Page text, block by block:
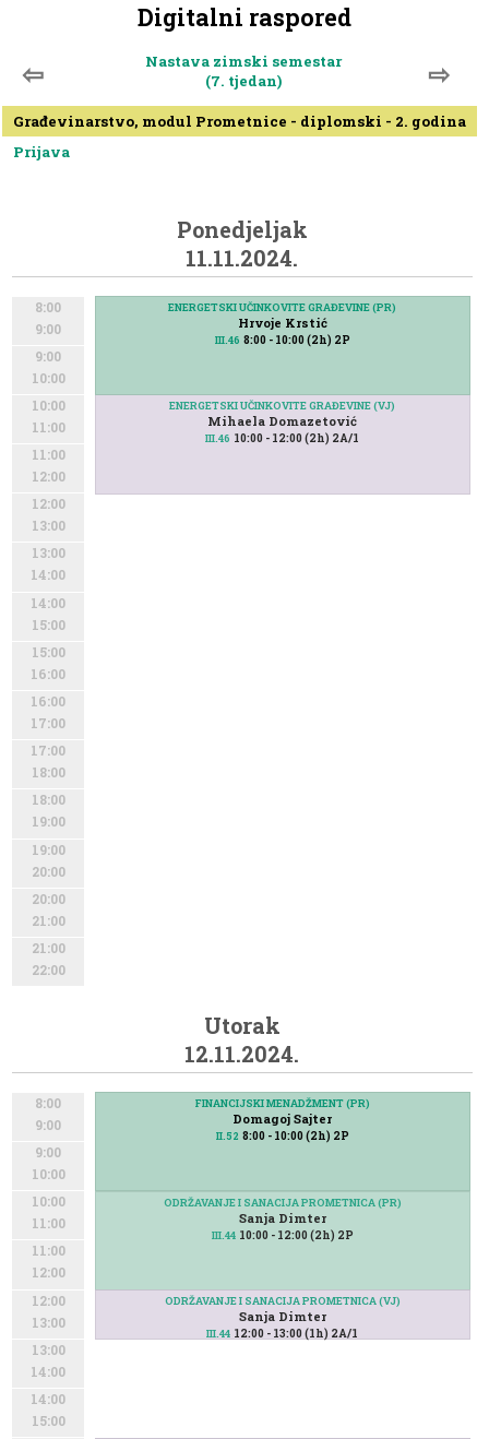
Digitalni raspored
⇦
Nastava zimski semestar
(7. tjedan)
⇨
Građevinarstvo, modul Prometnice - diplomski - 2. godina
Prijava
Ponedjeljak
11.11.2024.
8:00
9:00
9:00
10:00
10:00
11:00
11:00
12:00
12:00
13:00
13:00
14:00
14:00
15:00
15:00
16:00
16:00
17:00
17:00
18:00
18:00
19:00
19:00
20:00
20:00
21:00
21:00
22:00
ENERGETSKI UČINKOVITE GRAĐEVINE (PR)
Hrvoje Krstić
III.46 8:00 - 10:00 (2h) 2P
ENERGETSKI UČINKOVITE GRAĐEVINE (VJ)
Mihaela Domazetović
III.46 10:00 - 12:00 (2h) 2A/1
ENERGETSKI UČINKOVITE GRAĐEVINE (PR)
Hrvoje Krstić
III.46 8:00 - 10:00 (2h) 2P
Utorak
12.11.2024.
8:00
9:00
9:00
10:00
10:00
11:00
11:00
12:00
12:00
13:00
13:00
14:00
14:00
15:00
FINANCIJSKI MENADŽMENT (PR)
Domagoj Sajter
II.52 8:00 - 10:00 (2h) 2P
ODRŽAVANJE I SANACIJA PROMETNICA (PR)
Sanja Dimter
III.44 10:00 - 12:00 (2h) 2P
ODRŽAVANJE I SANACIJA PROMETNICA (VJ)
Sanja Dimter
III.44 12:00 - 13:00 (1h) 2A/1
FINANCIJSKI MENADŽMENT (PR)
Domagoj Sajter
II.52 8:00 - 10:00 (2h) 2P